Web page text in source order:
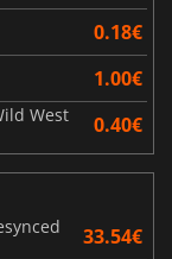
0.18€
1.00€
West 0.40€
33.54€